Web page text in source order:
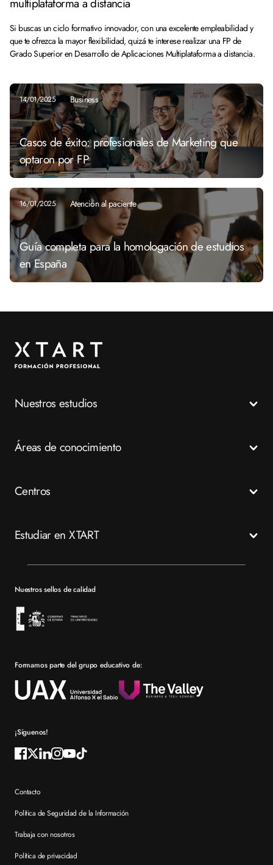
multiplataforma a distancia
Si buscas un ciclo formativo innovador, con una excelente empleabilidad y
que te ofrezca la mayor flexibilidad, quizá te interese realizar una FP de
Grado Superior en Desarrollo de Aplicaciones Multiplataforma a distancia.
14/01/2025 Business
Casos de éxito: profesionales de Marketing que
optaron por FP
16/01/2025 Atención al paciente
Guía completa para la homologación de estudios
en España
Nuestros estudios
Grados Medios
Especializaciones
Áreas de conocimiento
Emergencias
Tech
Centros
Murcia
Estudiar en XTART
Bolsa de empleo
Por qué elegir XTART
Reconocimientos
Nuestros sellos de calidad
Formamos parte del grupo educativo de:
¡Síguenos!
Contacto
Política de Seguridad de la Información
Trabaja con nosotros
Política de privacidad